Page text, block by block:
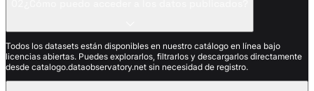
Todos los datasets están disponibles en nuestro catálogo en línea bajo
licencias abiertas. Puedes explorarlos, filtrarlos y descargarlos directamente
desde catalogo.dataobservatory.net sin necesidad de registro.